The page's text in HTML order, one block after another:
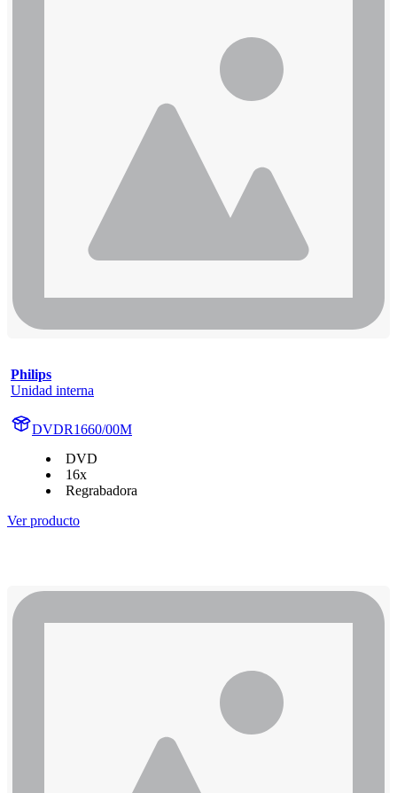
Philips
Unidad interna
DVDR1660/00M
DVD
16x
Regrabadora
Ver producto